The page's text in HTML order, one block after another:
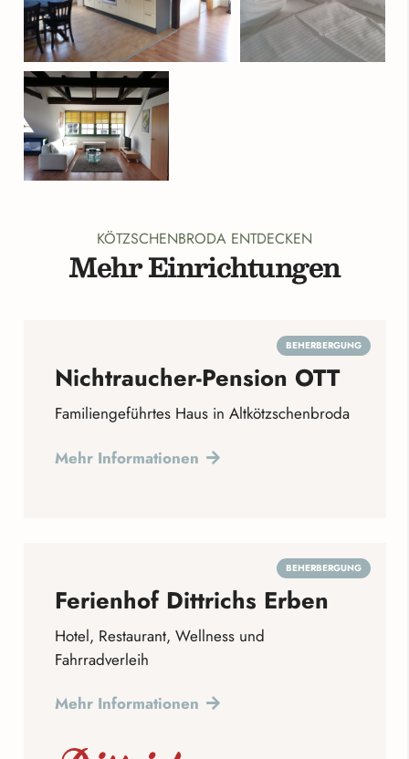
KÖTZSCHENBRODA ENTDECKEN
Mehr Einrichtungen
BEHERBERGUNG
Nichtraucher-Pension OTT
Familiengeführtes Haus in Altkötzschenbroda
Mehr Informationen
BEHERBERGUNG
Ferienhof Dittrichs Erben
Hotel, Restaurant, Wellness und
Fahrradverleih
Mehr Informationen